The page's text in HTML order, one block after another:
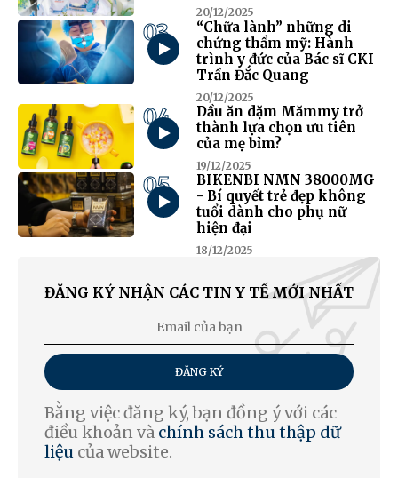
20/12/2025
03
“Chữa lành” những di
chứng thẩm mỹ: Hành
trình y đức của Bác sĩ CKI
Trần Đắc Quang
20/12/2025
04
Dầu ăn dặm Mămmy trở
thành lựa chọn ưu tiên
của mẹ bỉm?
19/12/2025
05
BIKENBI NMN 38000MG
- Bí quyết trẻ đẹp không
tuổi dành cho phụ nữ
hiện đại
18/12/2025
ĐĂNG KÝ NHẬN CÁC TIN Y TẾ MỚI NHẤT
ĐĂNG KÝ
Bằng việc đăng ký, bạn đồng ý với các
điều khoản và chính sách thu thập dữ
liệu của website.